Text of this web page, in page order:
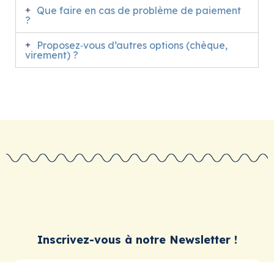
Que faire en cas de problème de paiement
?
Proposez‑vous d’autres options (chèque,
virement) ?
Inscrivez-vous à notre Newsletter !